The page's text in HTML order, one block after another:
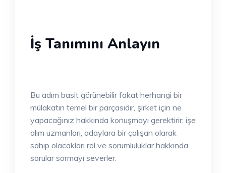
İş Tanımını Anlayın
Bu adım basit görünebilir fakat herhangi bir
mülakatın temel bir parçasıdır, şirket için ne
yapacağınız hakkında konuşmayı gerektirir; işe
alım uzmanları, adaylara bir çalışan olarak
sahip olacakları rol ve sorumluluklar hakkında
sorular sormayı severler.